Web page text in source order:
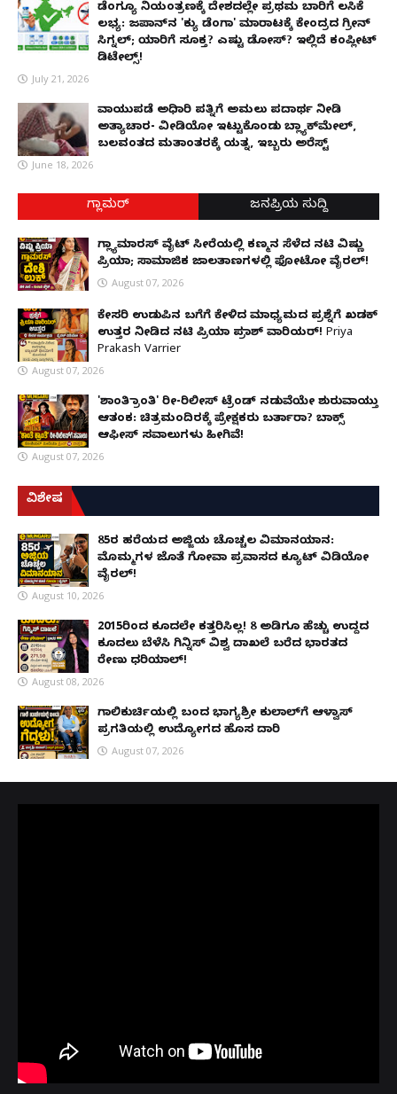
ಡೆಂಗ್ಯೂ ನಿಯಂತ್ರಣಕ್ಕೆ ದೇಶದಲ್ಲೇ ಪ್ರಥಮ ಬಾರಿಗೆ ಲಸಿಕೆ
ಲಭ್ಯ: ಜಪಾನ್‌ನ 'ಕ್ಯು ಡೆಂಗಾ' ಮಾರಾಟಕ್ಕೆ ಕೇಂದ್ರದ ಗ್ರೀನ್
ಸಿಗ್ನಲ್; ಯಾರಿಗೆ ಸೂಕ್ತ? ಎಷ್ಟು ಡೋಸ್? ಇಲ್ಲಿದೆ ಕಂಪ್ಲೀಟ್
ಡಿಟೇಲ್ಸ್!
July 21, 2026
ವಾಯುಪಡೆ ಅಧಿಕಾರಿ ಪತ್ನಿಗೆ ಅಮಲು ಪದಾರ್ಥ ನೀಡಿ
ಅತ್ಯಾಚಾರ- ವೀಡಿಯೋ ಇಟ್ಟುಕೊಂಡು ಬ್ಲ್ಯಾಕ್‌ಮೇಲ್,
ಬಲವಂತದ ಮತಾಂತರಕ್ಕೆ ಯತ್ನ, ಇಬ್ಬರು ಅರೆಸ್ಟ್
June 18, 2026
ಗ್ಲಾಮರ್ ಜನಪ್ರಿಯ ಸುದ್ದಿ
ಗ್ಲ್ಯಾಮಾರಸ್ ವೈಟ್‌ ಸೀರೆಯಲ್ಲಿ ಕಣ್ಮನ ಸೆಳೆದ ನಟಿ ವಿಷ್ಣು
ಪ್ರಿಯಾ; ಸಾಮಾಜಿಕ ಜಾಲತಾಣಗಳಲ್ಲಿ ಫೋಟೋ ವೈರಲ್!
August 07, 2026
ಕೇಸರಿ ಉಡುಪಿನ ಬಗೆಗೆ ಕೇಳಿದ ಮಾಧ್ಯಮದ ಪ್ರಶ್ನೆಗೆ ಖಡಕ್
ಉತ್ತರ ನೀಡಿದ ನಟಿ ಪ್ರಿಯಾ ಪ್ರಕಾಶ್ ವಾರಿಯರ್! Priya
Prakash Varrier
August 07, 2026
'ಶಾಂತಿ ಕ್ರಾಂತಿ' ರೀ-ರಿಲೀಸ್ ಟ್ರೆಂಡ್ ನಡುವೆಯೇ ಶುರುವಾಯ್ತು
ಆತಂಕ: ಚಿತ್ರಮಂದಿರಕ್ಕೆ ಪ್ರೇಕ್ಷಕರು ಬರ್ತಾರಾ? ಬಾಕ್ಸ್
ಆಫೀಸ್ ಸವಾಲುಗಳು ಹೀಗಿವೆ!
August 07, 2026
ವಿಶೇಷ
85ರ ಹರೆಯದ ಅಜ್ಜಿಯ ಚೊಚ್ಚಲ ವಿಮಾನಯಾನ:
ಮೊಮ್ಮಗಳ ಜೊತೆ ಗೋವಾ ಪ್ರವಾಸದ ಕ್ಯೂಟ್ ವಿಡಿಯೋ
ವೈರಲ್!
August 10, 2026
2015ರಿಂದ ಕೂದಲೇ ಕತ್ತರಿಸಿಲ್ಲ! 8 ಅಡಿಗೂ ಹೆಚ್ಚು ಉದ್ದದ
ಕೂದಲು ಬೆಳೆಸಿ ಗಿನ್ನಿಸ್ ವಿಶ್ವ ದಾಖಲೆ ಬರೆದ ಭಾರತದ
ರೇಣು ಧರಿಯಾಲ್!
August 08, 2026
ಗಾಲಿಕುರ್ಚಿಯಲ್ಲಿ ಬಂದ ಭಾಗ್ಯಶ್ರೀ ಕುಲಾಲ್‌ಗೆ ಆಳ್ವಾಸ್
ಪ್ರಗತಿಯಲ್ಲಿ ಉದ್ಯೋಗದ ಹೊಸ ದಾರಿ
August 07, 2026